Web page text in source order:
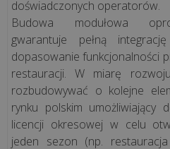
doświadczonych operatorów.
Budowa modułowa
gwarantuje pełną
dopasowanie funkcjonalności
restauracji. W miarę
rozbudowywać o kolejne
rynku polskim umożliwiający
licencji okresowej w celu
jeden sezon (np.